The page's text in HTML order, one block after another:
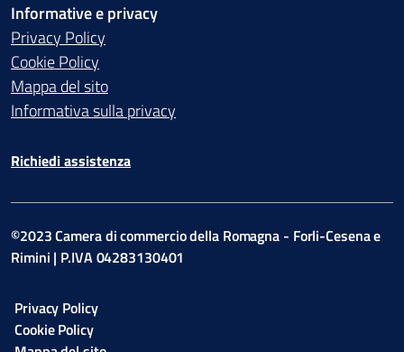
Informative e privacy
Privacy Policy
Cookie Policy
Mappa del sito
Informativa sulla privacy
Richiedi assistenza
©2023 Camera di commercio della Romagna - Forli-Cesena e
Rimini | P.IVA 04283130401
Privacy Policy
Cookie Policy